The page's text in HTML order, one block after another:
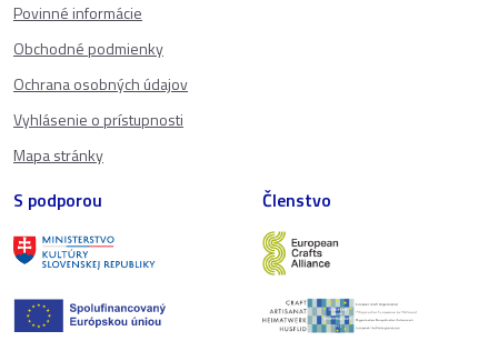
Povinné informácie
Obchodné podmienky
Ochrana osobných údajov
Vyhlásenie o prístupnosti
Mapa stránky
S podporou Členstvo